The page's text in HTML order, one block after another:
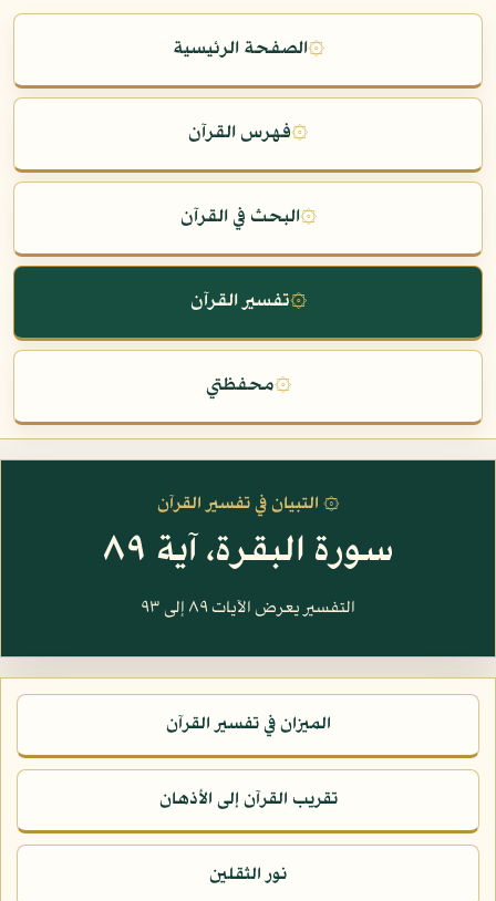
۞الصفحة الرئيسية
۞فهرس القرآن
۞البحث في القرآن
۞تفسير القرآن
۞محفظتي
۞ التبيان في تفسير القرآن
سورة البقرة، آية ٨٩
التفسير يعرض الآيات ٨٩ إلى ٩٣
الميزان في تفسير القرآن
تقريب القرآن إلى الأذهان
نور الثقلين